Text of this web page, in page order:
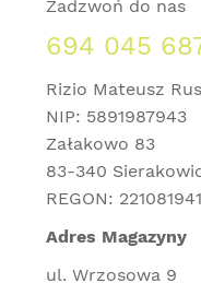
Zadzwoń do nas
694 045
Rizio Mateusz
NIP: 5891987943
Załakowo 83
83-340
REGON: 221081941
Adres Magazyny
ul. Wrzosowa 9